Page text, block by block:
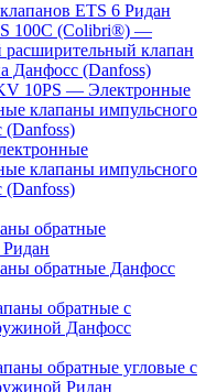
ETS 6 Ридан
100C (Colibri®) —
клапан
Данфосс (Danfoss)
10PS — Электронные
клапаны импульсного
(Danfoss)
клапаны импульсного
(Danfoss)
обратные
обратные Данфосс
обратные с
Данфосс
обратные угловые с
Ридан